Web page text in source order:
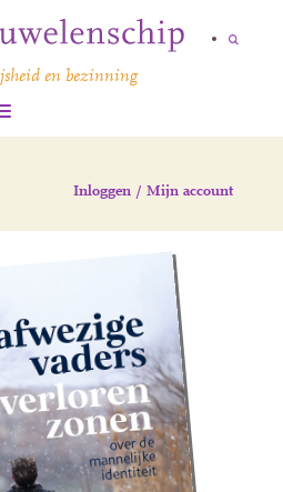
en bezinning
Inloggen / Mijn account